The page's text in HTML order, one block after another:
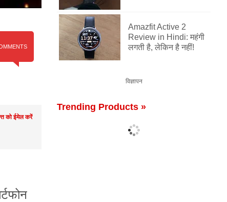
को ईमेल करें
Amazfit Active 2
Review in Hindi: महंगी
लगती है, लेकिन है नहीं!
विज्ञापन
Trending Products »